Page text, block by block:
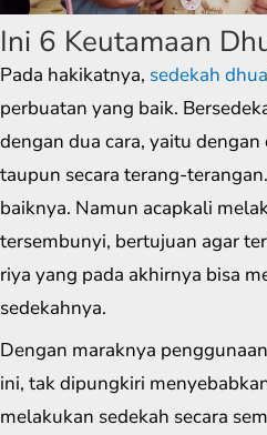
Ini 6 Keutamaan
Pada hakikatnya, sedekah
perbuatan yang baik.
dengan dua cara, yaitu
taupun secara terang-
baiknya. Namun acapkali
tersembunyi, bertujuan agar
riya yang pada akhirnya bisa
sedekahnya.
Dengan maraknya
ini, tak dipungkiri
melakukan sedekah secara